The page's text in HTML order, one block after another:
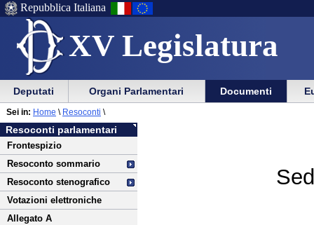
XV Legislatura
Menu
di
ausilio
alla
navigazione
Vai
Menu
di
navigazione
principale
Repubblica Italiana
Menu
di
navigazione
principale
Vai
menu
di
sezione
Deputati Organi Parlamentari Documenti
Vai
al
contenuto
Resoconti parlamentari
Frontespizio
Resoconto sommario
Resoconto stenografico
Votazioni elettroniche
Allegato A
Sei in: Home \ Resoconti \